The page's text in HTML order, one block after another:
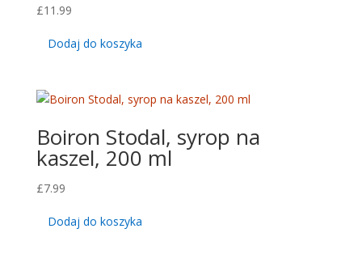
£11.99
Dodaj do koszyka
Boiron Stodal, syrop na
kaszel, 200 ml
£7.99
Dodaj do koszyka